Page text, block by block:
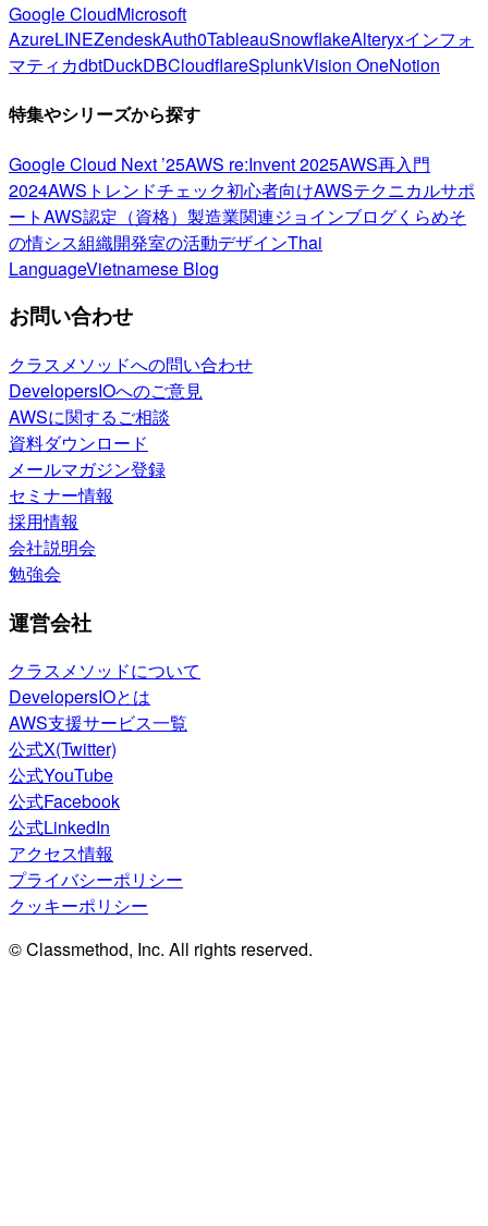
Google CloudMicrosoft
AzureLINEZendeskAuth0TableauSnowflakeAlteryxインフォ
マティカdbtDuckDBCloudflareSplunkVision OneNotion
特集やシリーズから探す
Google Cloud Next ’25AWS re:Invent 2025AWS再入門
2024AWSトレンドチェック初心者向けAWSテクニカルサポ
ートAWS認定（資格） 製造業関連ジョインブログくらめそ
の情シス組織開発室の活動デザインThai
LanguageVietnamese Blog
お問い合わせ
クラスメソッドへの問い合わせ
DevelopersIOへのご意見
AWSに関するご相談
資料ダウンロード
メールマガジン登録
セミナー情報
採用情報
会社説明会
勉強会
運営会社
クラスメソッドについて
DevelopersIOとは
AWS支援サービス一覧
公式X(Twitter)
公式YouTube
公式Facebook
公式LinkedIn
アクセス情報
プライバシーポリシー
クッキーポリシー
© Classmethod, Inc. All rights reserved.